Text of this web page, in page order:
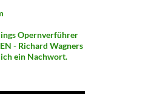
Opernverführer
- Richard Wagners
ein Nachwort.